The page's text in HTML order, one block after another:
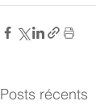
Posts récents